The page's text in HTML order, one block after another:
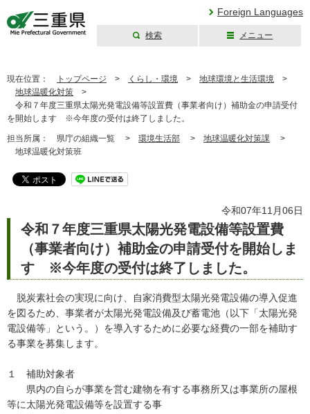
Foreign Languages
検索 メニュー
現在位置： トップページ > くらし・環境 > 地球環境と生活環境 >
地球温暖化対策 >
令和７年度三重県太陽光発電設備等設置費（事業者向け）補助金の申請受付
を開始します ※今年度の受付は終了しました。
担当所属： 県庁の組織一覧 > 環境生活部 > 地球温暖化対策課 >
地球温暖化対策班
令和07年11月06日
令和７年度三重県太陽光発電設備等設置費
（事業者向け）補助金の申請受付を開始しま
す ※今年度の受付は終了しました。
脱炭素社会の実現に向け、自家消費型太陽光発電設備の導入促進
を図るため、事業者が太陽光発電設備及び蓄電池（以下「太陽光発
電設備等」という。）を導入するために必要な経費の一部を補助す
る事業を募集します。
１ 補助対象者
県内の自らが事業を営む建物を有する事務所又は事業所の屋根
等に太陽光発電設備等を設置する事